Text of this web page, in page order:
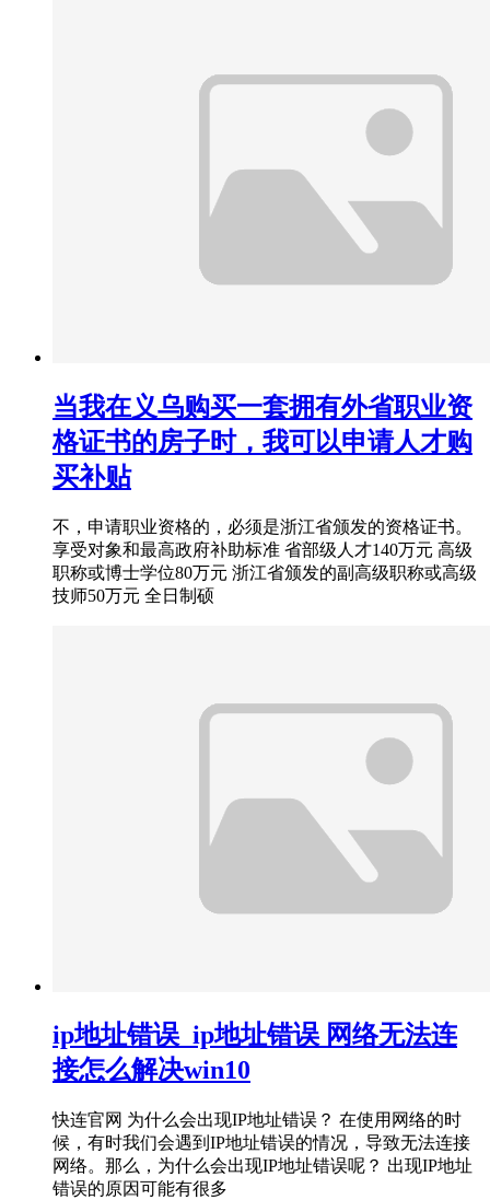
当我在义乌购买一套拥有外省职业资
格证书的房子时，我可以申请人才购
买补贴
不，申请职业资格的，必须是浙江省颁发的资格证书。
享受对象和最高政府补助标准 省部级人才140万元 高级
职称或博士学位80万元 浙江省颁发的副高级职称或高级
技师50万元 全日制硕
ip地址错误_ip地址错误 网络无法连
接怎么解决win10
快连官网 为什么会出现IP地址错误？ 在使用网络的时
候，有时我们会遇到IP地址错误的情况，导致无法连接
网络。那么，为什么会出现IP地址错误呢？ 出现IP地址
错误的原因可能有很多